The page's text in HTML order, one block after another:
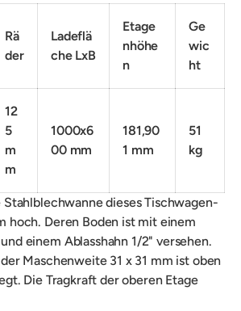
Rä
der
Ladeflä
che LxB
Etage
nhöhe
n
Ge
wic
ht
12
5
m
m
1000x6
00 mm
181,90
1 mm
51
kg
dieses Tischwagen-
hoch. Deren Boden ist mit einem
einem Ablasshahn 1/2" versehen.
Maschenweite 31 x 31 mm ist oben
Die Tragkraft der oberen Etage